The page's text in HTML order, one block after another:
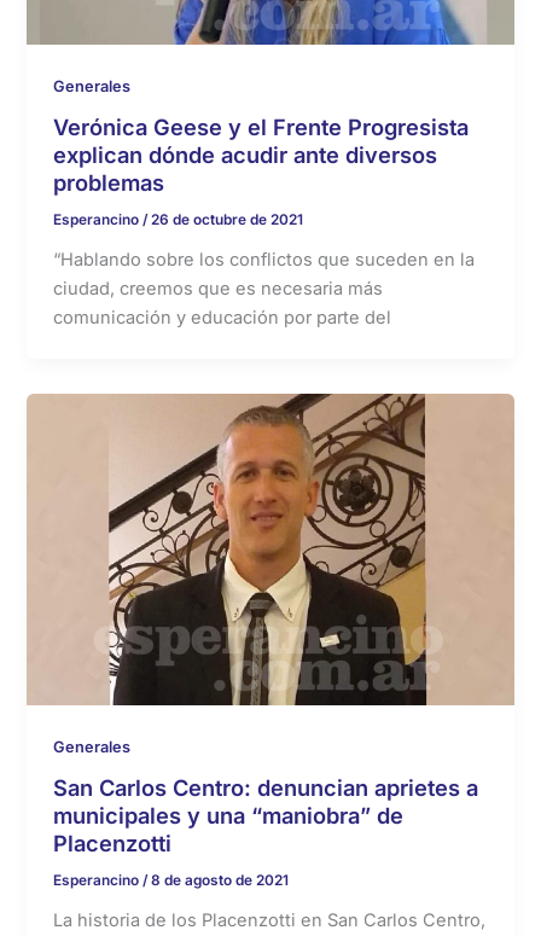
Generales
Verónica Geese y el Frente Progresista
explican dónde acudir ante diversos
problemas
Esperancino/26 de octubre de 2021
“Hablando sobre los conflictos que suceden en la
ciudad, creemos que es necesaria más
comunicación y educación por parte del
Generales
San Carlos Centro: denuncian aprietes a
municipales y una “maniobra” de
Placenzotti
Esperancino/8 de agosto de 2021
La historia de los Placenzotti en San Carlos Centro,